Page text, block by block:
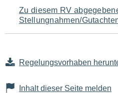
Zu diesem RV
Stellungnahmen/
Regelungsvorhaben
Inhalt dieser Seite melden